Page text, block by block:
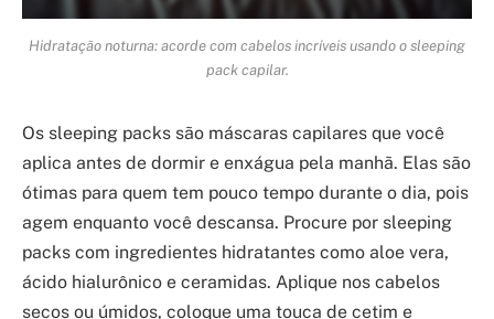
Hidratação noturna: acorde com cabelos incríveis usando o sleeping
pack capilar.
Os sleeping packs são máscaras capilares que você
aplica antes de dormir e enxágua pela manhã. Elas são
ótimas para quem tem pouco tempo durante o dia, pois
agem enquanto você descansa. Procure por sleeping
packs com ingredientes hidratantes como aloe vera,
ácido hialurônico e ceramidas. Aplique nos cabelos
secos ou úmidos, coloque uma touca de cetim e